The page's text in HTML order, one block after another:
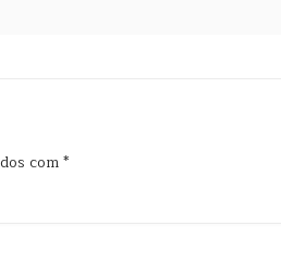
com*